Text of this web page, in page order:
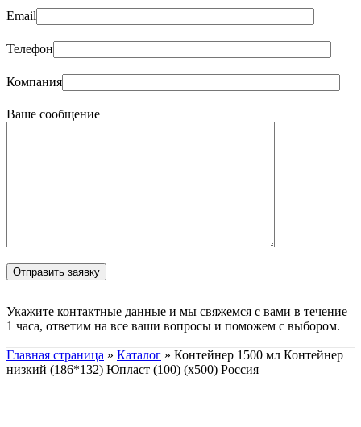
Email
Телефон
Компания
Ваше сообщение
Укажите контактные данные и мы свяжемся с вами в течение
1 часа, ответим на все ваши вопросы и поможем с выбором.
Главная страница » Каталог » Контейнер 1500 мл Контейнер
низкий (186*132) Юпласт (100) (х500) Россия